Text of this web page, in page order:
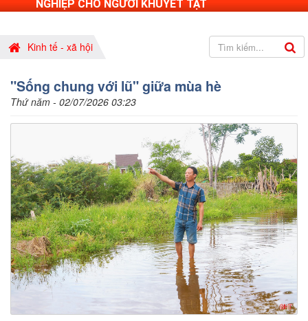
NGHIỆP CHO NGƯỜI KHUYẾT TẬT
Kinh tế - xã hội
"Sống chung với lũ" giữa mùa hè
Thứ năm - 02/07/2026 03:23